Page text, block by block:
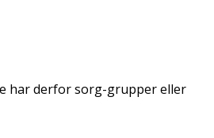
har derfor sorg-grupper eller